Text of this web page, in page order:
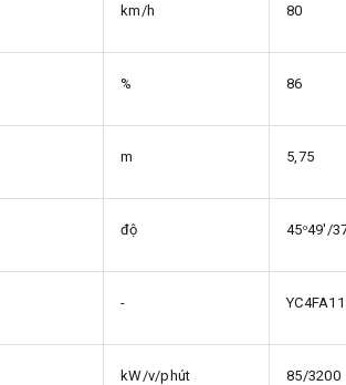
km/h 80
% 86
m 5,75
độ 45o49'/
-
kW/v/phút 85/3200